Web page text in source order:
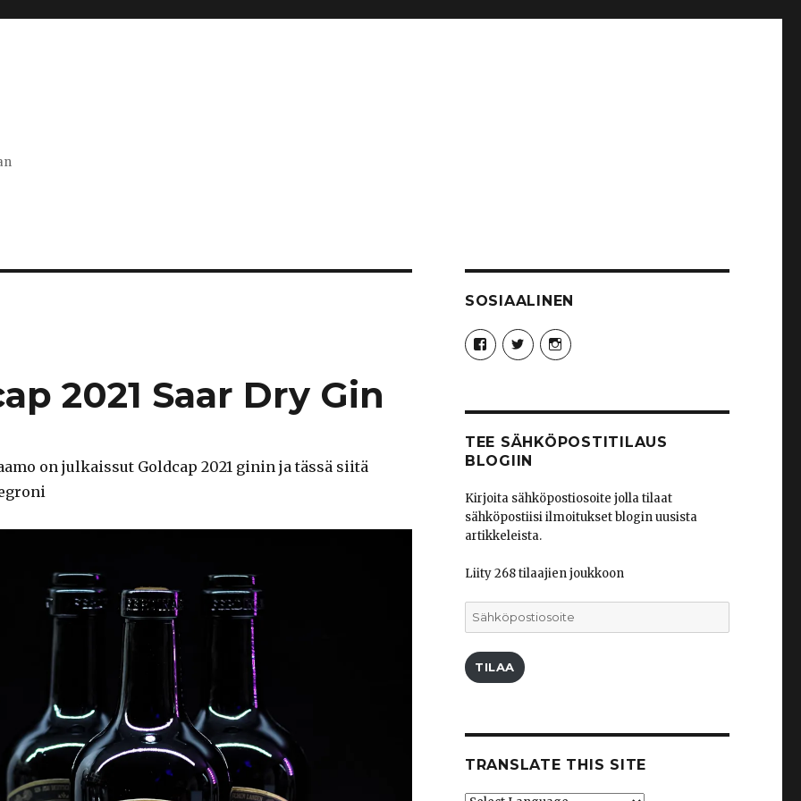
2021 Saar Dry Gin
on julkaissut Goldcap 2021 ginin ja tässä siitä
SOSIAALINEN
Näytä
Syncro89Photography:n
profiili
Näytä
MikaelJohnsson:n
profiili
Näytä
syncro89:n
TEE SÄHKÖPOSTITILAUS
BLOGIIN
Kirjoita sähköpostiosoite jolla tilaat
sähköpostiisi ilmoitukset blogin uusista
artikkeleista.
Liity 268 tilaajien joukkoon
Sähköpostiosoite
TILAA
TRANSLATE THIS SITE